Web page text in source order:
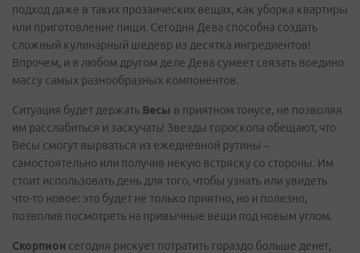
подход даже в таких прозаических вещах, как уборка квартиры
или приготовление пищи. Сегодня Дева способна создать
сложный кулинарный шедевр из десятка ингредиентов!
Впрочем, и в любом другом деле Дева сумеет связать воедино
массу самых разнообразных компонентов.
Ситуация будет держать Весы в приятном тонусе, не позволяя
им расслабиться и заскучать! Звезды гороскопа обещают, что
Весы смогут вырваться из ежедневной рутины –
самостоятельно или получив некую встряску со стороны. Им
стоит использовать день для того, чтобы узнать или увидеть
что-то новое: это будет не только приятно, но и полезно,
позволив посмотреть на привычные вещи под новым углом.
Скорпион сегодня рискует потратить гораздо больше денег,